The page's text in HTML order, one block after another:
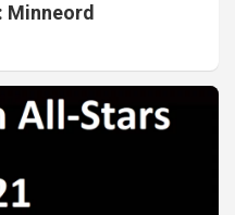
Minneord